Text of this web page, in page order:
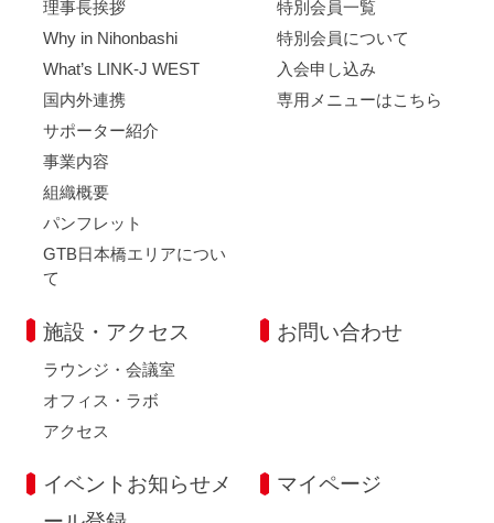
理事長挨拶
Why in Nihonbashi
What’s LINK-J WEST
国内外連携
サポーター紹介
事業内容
組織概要
パンフレット
GTB日本橋エリアについ
て
特別会員一覧
特別会員について
入会申し込み
専用メニューはこちら
施設・アクセス
ラウンジ・会議室
オフィス・ラボ
アクセス
お問い合わせ
イベントお知らせメ
マイページ